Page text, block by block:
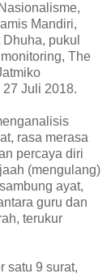
Mandiri,
pukul
The
27 Juli 2018.
rasa merasa
percaya diri
(mengulang)
ayat,
guru dan
terukur
satu 9 surat,